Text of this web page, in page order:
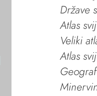
Države
Atlas
Veliki
Atlas